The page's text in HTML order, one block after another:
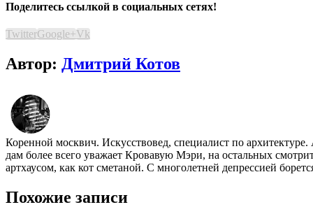
Поделитесь ссылкой в социальных сетях!
TwitterGoogle+Vk
Автор: Дмитрий Котов
Коренной москвич. Искусствовед, специалист по
дам более всего уважает Кровавую Мэри, на остальных
артхаусом, как кот сметаной. С многолетней депрессией
Похожие записи